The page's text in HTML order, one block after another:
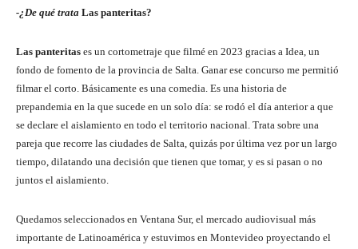
-¿De qué trata Las panteritas?
Las panteritas es un cortometraje que filmé en 2023 gracias a Idea, un
fondo de fomento de la provincia de Salta. Ganar ese concurso me permitió
filmar el corto. Básicamente es una comedia. Es una historia de
prepandemia en la que sucede en un solo día: se rodó el día anterior a que
se declare el aislamiento en todo el territorio nacional. Trata sobre una
pareja que recorre las ciudades de Salta, quizás por última vez por un largo
tiempo, dilatando una decisión que tienen que tomar, y es si pasan o no
juntos el aislamiento.
Quedamos seleccionados en Ventana Sur, el mercado audiovisual más
importante de Latinoamérica y estuvimos en Montevideo proyectando el